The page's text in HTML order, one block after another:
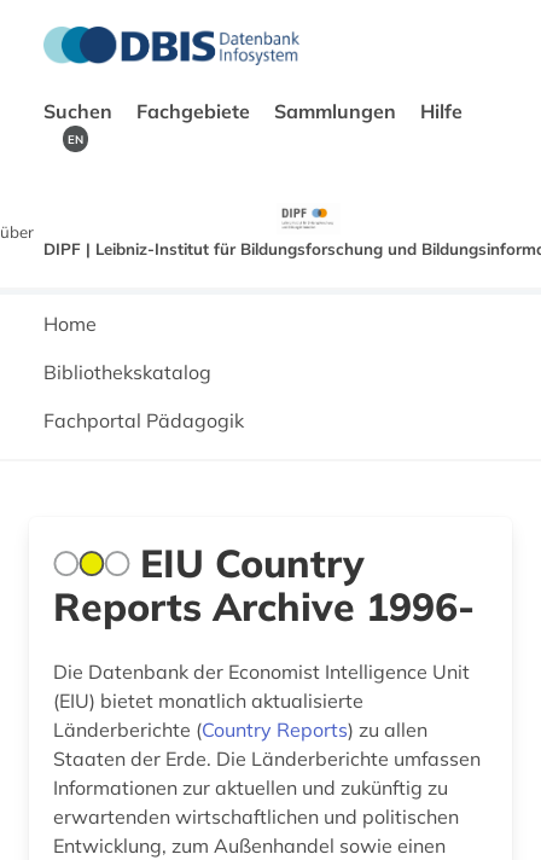
Suchen Fachgebiete Sammlungen Hilfe
EN
DIPF | Leibniz-Institut für Bildungsforschung und
Home
Bibliothekskatalog
Fachportal Pädagogik
EIU Country
Reports Archive 1996-
Die Datenbank der Economist Intelligence Unit
(EIU) bietet monatlich aktualisierte
Länderberichte (Country Reports) zu allen
Staaten der Erde. Die Länderberichte umfassen
Informationen zur aktuellen und zukünftig zu
erwartenden wirtschaftlichen und politischen
Entwicklung, zum Außenhandel sowie einen